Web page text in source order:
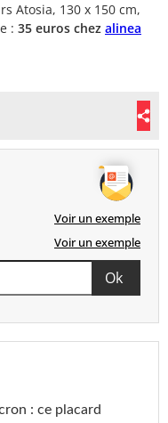
Atosia, 130 x 150 cm,
: 35 euros chez alinea
Voir un exemple
Voir un exemple
: ce placard